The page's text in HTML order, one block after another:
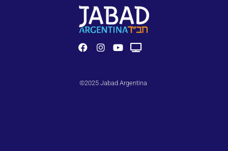
©2025 Jabad Argentina